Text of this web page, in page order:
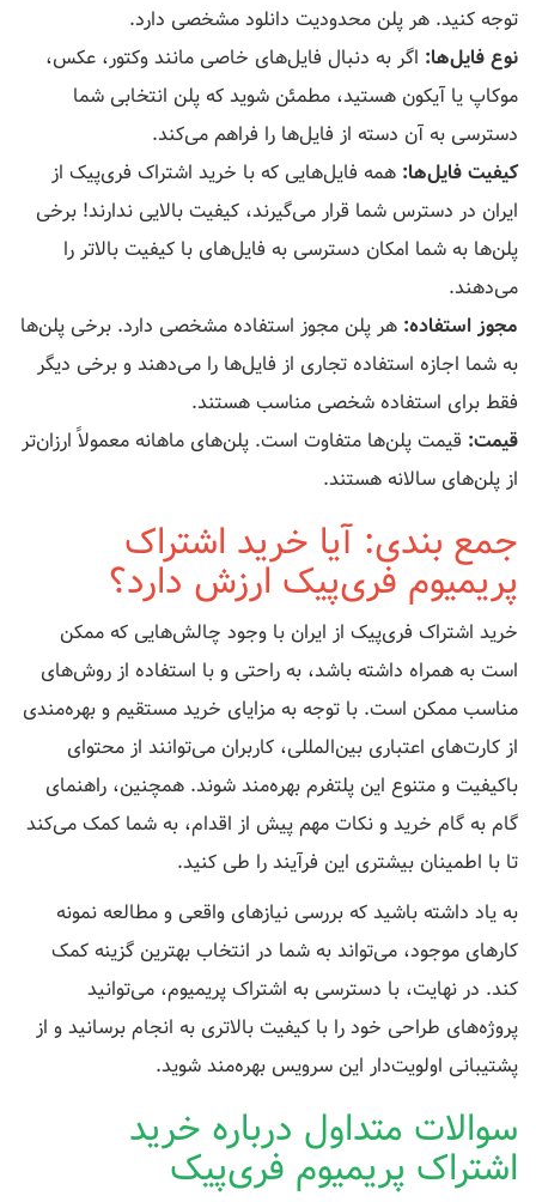
توجه کنید. هر پلن محدودیت دانلود مشخصی دارد.
نوع فایل‌ها: اگر به دنبال فایل‌های خاصی مانند وکتور، عکس،
موکاپ یا آیکون هستید، مطمئن شوید که پلن انتخابی شما
دسترسی به آن دسته از فایل‌ها را فراهم می‌کند.
کیفیت فایل‌ها: همه فایل‌هایی که با خرید اشتراک فری‌پیک از
ایران در دسترس شما قرار می‌گیرند، کیفیت بالایی ندارند! برخی
پلن‌ها به شما امکان دسترسی به فایل‌های با کیفیت بالاتر را
می‌دهند.
مجوز استفاده: هر پلن مجوز استفاده مشخصی دارد. برخی پلن‌ها
به شما اجازه استفاده تجاری از فایل‌ها را می‌دهند و برخی دیگر
فقط برای استفاده شخصی مناسب هستند.
قیمت: قیمت پلن‌ها متفاوت است. پلن‌های ماهانه معمولاً ارزان‌تر
از پلن‌های سالانه هستند.
جمع بندی: آیا خرید اشتراک
پریمیوم فری‌پیک ارزش دارد؟
خرید اشتراک فری‌پیک از ایران با وجود چالش‌هایی که ممکن
است به همراه داشته باشد، به راحتی و با استفاده از روش‌های
مناسب ممکن است. با توجه به مزایای خرید مستقیم و بهره‌مندی
از کارت‌های اعتباری بین‌المللی، کاربران می‌توانند از محتوای
باکیفیت و متنوع این پلتفرم بهره‌مند شوند. همچنین، راهنمای
گام به گام خرید و نکات مهم پیش از اقدام، به شما کمک می‌کند
تا با اطمینان بیشتری این فرآیند را طی کنید.
به یاد داشته باشید که بررسی نیازهای واقعی و مطالعه نمونه
کارهای موجود، می‌تواند به شما در انتخاب بهترین گزینه کمک
کند. در نهایت، با دسترسی به اشتراک پریمیوم، می‌توانید
پروژه‌های طراحی خود را با کیفیت بالاتری به انجام برسانید و از
پشتیبانی اولویت‌دار این سرویس بهره‌مند شوید.
سوالات متداول درباره خرید
اشتراک پریمیوم فری‌پیک